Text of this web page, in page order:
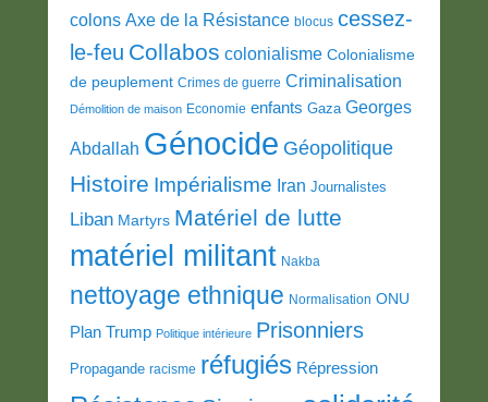
colons Axe de la Résistance blocus cessez-
le-feu Collabos colonialisme Colonialisme
de peuplement Crimes de guerre Criminalisation
Démolition de maison Economie enfants Gaza Georges
Abdallah Génocide Géopolitique
Histoire Impérialisme Iran Journalistes
Liban Martyrs Matériel de lutte
matériel militant Nakba
nettoyage ethnique Normalisation ONU
Plan Trump Politique intérieure Prisonniers
Propagande racisme réfugiés Répression